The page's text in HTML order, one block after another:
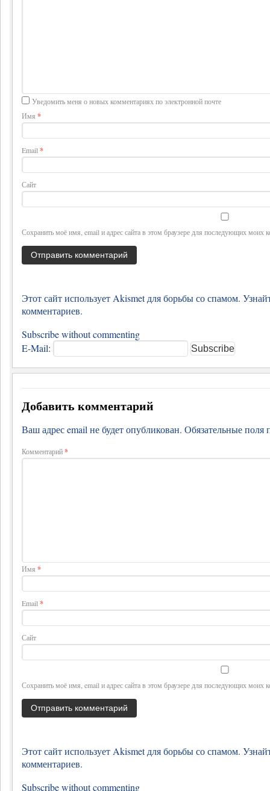
Уведомить меня о новых комментариях по электронной почте
Имя *
Email *
Сайт
Сохранить моё имя, email и адрес сайта в этом браузере для последующих моих
Этот сайт использует Akismet для борьбы со спамом.
комментариев.
Subscribe without commenting
E-Mail:
Добавить комментарий
Ваш адрес email не будет опубликован. Обязательные
Комментарий*
Имя *
Email *
Сайт
Сохранить моё имя, email и адрес сайта в этом браузере для последующих моих
Этот сайт использует Akismet для борьбы со спамом.
комментариев.
Subscribe without commenting